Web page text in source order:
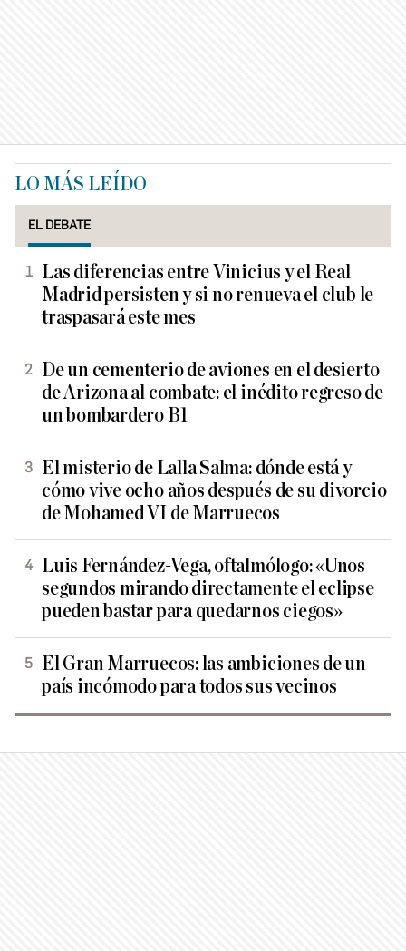
LO MÁS LEÍDO
EL DEBATE
Las diferencias entre Vinicius y el Real
Madrid persisten y si no renueva el club le
traspasará este mes
De un cementerio de aviones en el desierto
de Arizona al combate: el inédito regreso de
un bombardero B1
El misterio de Lalla Salma: dónde está y
cómo vive ocho años después de su divorcio
de Mohamed VI de Marruecos
Luis Fernández-Vega, oftalmólogo: «Unos
segundos mirando directamente el eclipse
pueden bastar para quedarnos ciegos»
El Gran Marruecos: las ambiciones de un
país incómodo para todos sus vecinos